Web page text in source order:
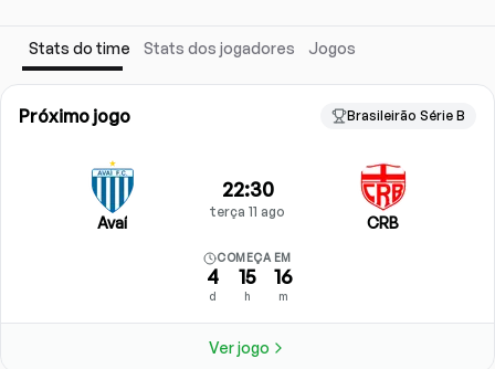
Stats do time Stats dos jogadores Jogos
Próximo jogo Brasileirão Série B
Avaí
22:30
terça 11 ago
CRB
COMEÇA EM
4
d
15
h
16
m
Ver jogo